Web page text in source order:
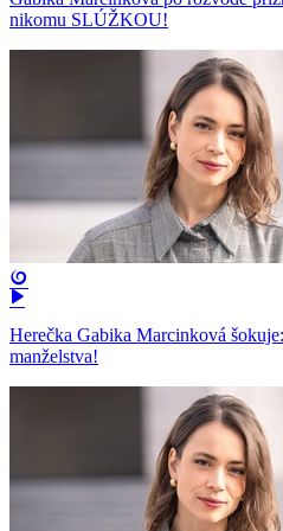
nikomu SLÚŽKOU!
Herečka Gabika Marcinková
manželstva!